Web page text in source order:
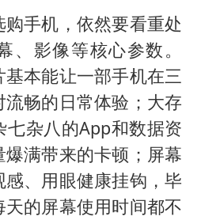
手机，依然要看重处
、影像等核心参数。
本能让一部手机在三
畅的日常体验；大存
七杂八的App和数据资
满带来的卡顿；屏幕
、用眼健康挂钩，毕
的屏幕使用时间都不